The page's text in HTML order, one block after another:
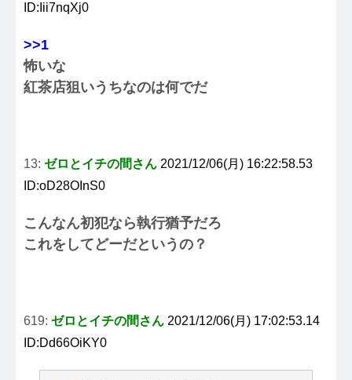
ID:Iii7nqXj0
>>1
怖いな
紅茶店狙いうちなのは何でだ
13: ゼロとイチの間さん 2021/12/06(月) 16:22:58.53
ID:oD28OInS0
こんなん初犯なら執行猶予だろ
これをしてどーだというの？
619: ゼロとイチの間さん 2021/12/06(月) 17:02:53.14
ID:Dd66OiKY0